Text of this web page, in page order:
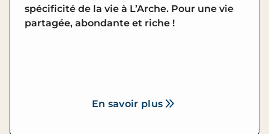
spécificité de la vie à L’Arche. Pour une vie
partagée, abondante et riche !
En savoir plus